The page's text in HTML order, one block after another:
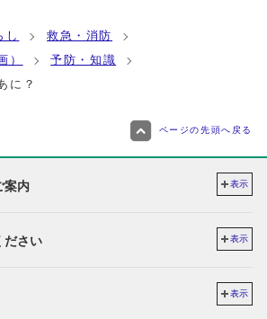
し
救急・消防
）
予防・知識
に？
ページの先頭へ戻る
案内 表示
ださい 表示
表示